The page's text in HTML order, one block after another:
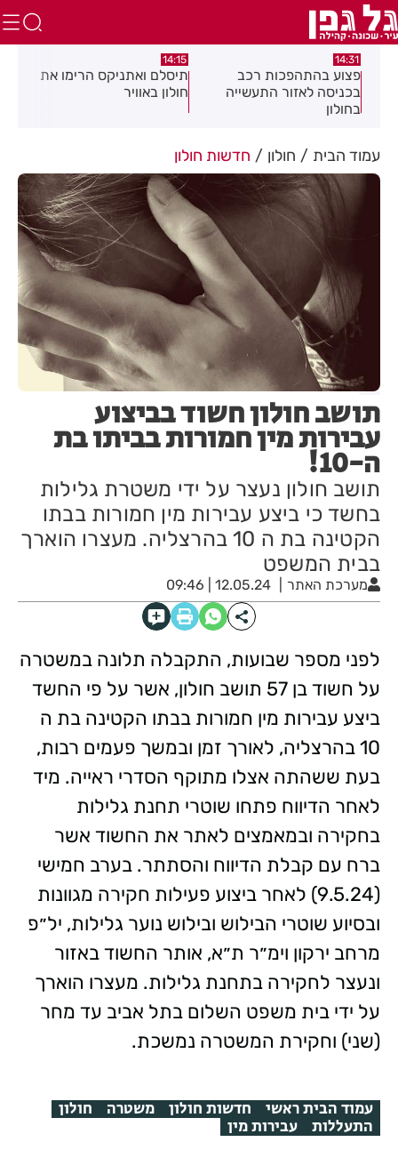
14:31
פצוע בהתהפכות רכב
בכניסה לאזור התעשייה
בחולון
14:15
תיסלם ואתניקס הרימו את
חולון באוויר
עמוד הבית חולון חדשות חולון
תושב חולון חשוד בביצוע
עבירות מין חמורות בביתו בת
ה-10!
תושב חולון נעצר על ידי משטרת גלילות
בחשד כי ביצע עבירות מין חמורות בבתו
הקטינה בת ה 10 בהרצליה. מעצרו הוארך
בבית המשפט
מערכת האתר 12.05.24 | 09:46
לפני מספר שבועות, התקבלה תלונה במשטרה
על חשוד בן 57 תושב חולון, אשר על פי החשד
ביצע עבירות מין חמורות בבתו הקטינה בת ה
10 בהרצליה, לאורך זמן ובמשך פעמים רבות,
בעת ששהתה אצלו מתוקף הסדרי ראייה. מיד
לאחר הדיווח פתחו שוטרי תחנת גלילות
בחקירה ובמאמצים לאתר את החשוד אשר
ברח עם קבלת הדיווח והסתתר. בערב חמישי
(9.5.24) לאחר ביצוע פעילות חקירה מגוונות
ובסיוע שוטרי הבילוש ובילוש נוער גלילות, יל״פ
מרחב ירקון וימ״ר ת״א, אותר החשוד באזור
ונעצר לחקירה בתחנת גלילות. מעצרו הוארך
על ידי בית משפט השלום בתל אביב עד מחר
(שני) וחקירת המשטרה נמשכת.
עמוד הבית ראשי חדשות חולון משטרה חולון
התעללות עבירות מין